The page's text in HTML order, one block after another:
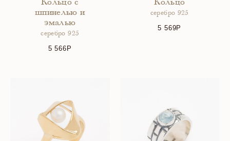
Кольцо с
шпинелью и
эмалью
серебро 925
5 566
Кольцо
серебро 925
5 569